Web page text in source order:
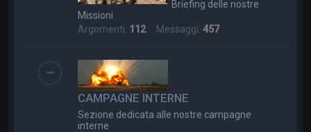
Briefing delle nostre
Missioni
Argomenti: 112Messaggi:457
CAMPAGNE INTERNE
Sezione dedicata alle nostre campagne
interne